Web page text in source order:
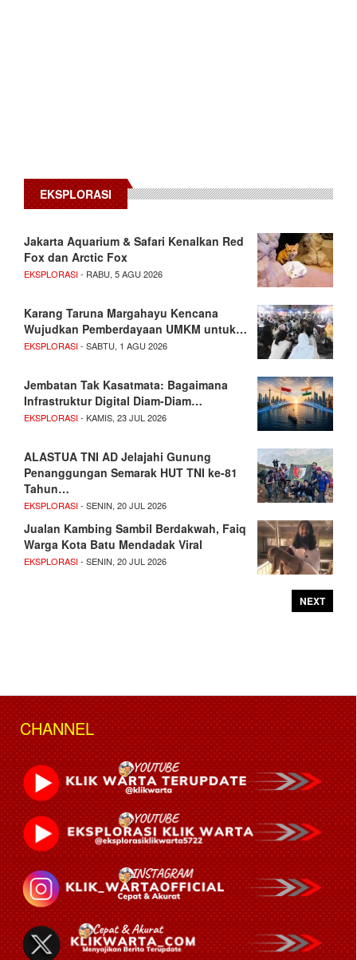
EKSPLORASI
Jakarta Aquarium & Safari Kenalkan Red
Fox dan Arctic Fox
EKSPLORASI- RABU, 5 AGU 2026
Karang Taruna Margahayu Kencana
Wujudkan Pemberdayaan UMKM untuk…
EKSPLORASI- SABTU, 1 AGU 2026
Jembatan Tak Kasatmata: Bagaimana
Infrastruktur Digital Diam-Diam…
EKSPLORASI- KAMIS, 23 JUL 2026
ALASTUA TNI AD Jelajahi Gunung
Penanggungan Semarak HUT TNI ke-81
Tahun…
EKSPLORASI- SENIN, 20 JUL 2026
Jualan Kambing Sambil Berdakwah, Faiq
Warga Kota Batu Mendadak Viral
EKSPLORASI- SENIN, 20 JUL 2026
NEXT
CHANNEL